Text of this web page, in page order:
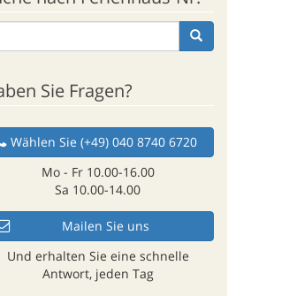
Sie Fragen?
Wählen Sie (+49) 040 8740 6720
Mo - Fr 10.00-16.00
Sa 10.00-14.00
Mailen Sie uns
Und erhalten Sie eine schnelle
Antwort, jeden Tag